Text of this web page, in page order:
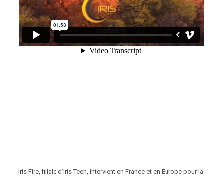
Iris Fire, filiale d’Iris Tech, intervient en France et en Europe pour la